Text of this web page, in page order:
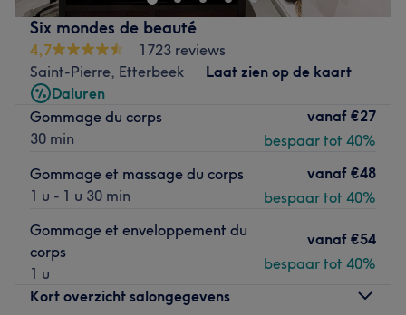
Six mondes de beauté
4,7
1723 reviews
Saint-Pierre, Etterbeek
Laat zien op de kaart
Daluren
Gommage du corps
30 min
vanaf €27
bespaar tot 40%
Gommage et massage du corps
1 u - 1 u 30 min
vanaf €48
bespaar tot 40%
Gommage et enveloppement du
corps
1 u
vanaf €54
bespaar tot 40%
Kort overzicht salongegevens